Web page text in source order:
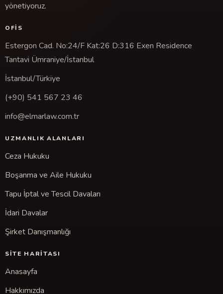
yönetiyoruz.
OFIS
Estergon Cad. No:24/F Kat:26 D:316 Exen Residence
Tantavi Ümraniye/İstanbul
İstanbul/Türkiye
(+90) 541 567 23 46
info@elmarlaw.com.tr
UZMANLIK ALANLARI
Ceza Hukuku
Boşanma ve Aile Hukuku
Tapu İptal ve Tescil Davaları
İdari Davalar
Şirket Danışmanlığı
SITE HARITASI
Anasayfa
Hakkımızda